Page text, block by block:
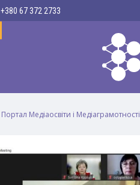
+380 67 372 2733
Портал Медіаосвіти і Медіаграмотності